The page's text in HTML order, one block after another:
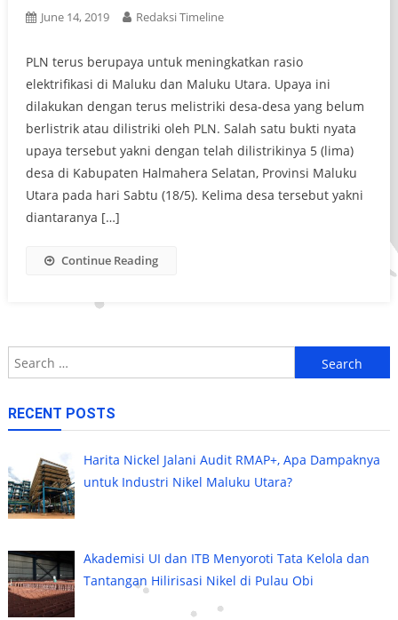
June 14, 2019 Redaksi Timeline
PLN terus berupaya untuk meningkatkan rasio
elektrifikasi di Maluku dan Maluku Utara. Upaya ini
dilakukan dengan terus melistriki desa-desa yang belum
berlistrik atau dilistriki oleh PLN. Salah satu bukti nyata
upaya tersebut yakni dengan telah dilistrikinya 5 (lima)
desa di Kabupaten Halmahera Selatan, Provinsi Maluku
Utara pada hari Sabtu (18/5). Kelima desa tersebut yakni
diantaranya […]
Continue Reading
Search
for:
RECENT POSTS
Harita Nickel Jalani Audit RMAP+, Apa Dampaknya
untuk Industri Nikel Maluku Utara?
Akademisi UI dan ITB Menyoroti Tata Kelola dan
Tantangan Hilirisasi Nikel di Pulau Obi